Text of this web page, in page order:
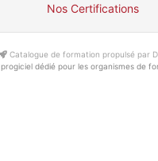
Nos Certifications
Catalogue de formation propulsé par
progiciel dédié pour les organismes de